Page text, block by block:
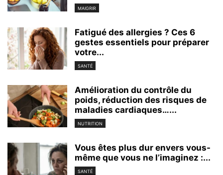
MAIGRIR
Fatigué des allergies ? Ces 6
gestes essentiels pour préparer
votre...
SANTÉ
Amélioration du contrôle du
poids, réduction des risques de
maladies cardiaques…...
NUTRITION
Vous êtes plus dur envers vous-
même que vous ne l’imaginez :...
SANTÉ